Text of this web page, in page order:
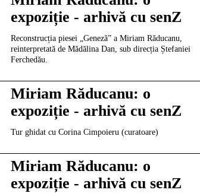
expoziție - arhivă cu senZ
Reconstrucția piesei „Geneză” a Miriam Răducanu,
reinterpretată de Mădălina Dan, sub direcția Ștefaniei
Ferchedău.
Miriam Răducanu: o
expoziție - arhivă cu senZ
Tur ghidat cu Corina Cimpoieru (curatoare)
Miriam Răducanu: o
expoziție - arhivă cu senZ